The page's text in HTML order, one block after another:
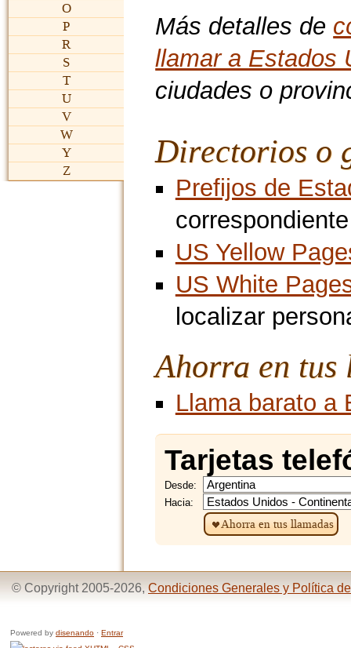
O
P
R
S
T
U
V
W
Y
Z
Más detalles de
llamar a Estados
ciudades o
Directorios o
Prefijos de
US Yellow
US White
localizar
Ahorra en tus
Llama barato a
Tarjetas
Desde:
Hacia:
Ahorra en tus llamadas
© Copyright 2005-2026, Condiciones Generales y Política
Powered by disenando · Entrar